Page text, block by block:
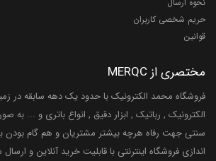
حریم شخصی کاربران
قوانین
مختصری از MERQC
فروشگاه محمد الکترونیک با حدود یک دهه سابقه در
الکترونیک , رباتیک , ابزار دقیق , انواع باتری و ... به
سنتی جهت رفاه هرچه بیشتر مشتریان و هم گام بودن
اندازی فروشگاه اینترنتی با قابلیت خرید آنلاین و